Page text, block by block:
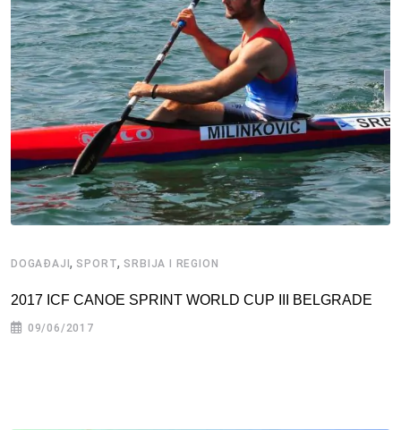
DOGAĐAJI, SPORT, SRBIJA I REGION
2017 ICF CANOE SPRINT WORLD CUP III BELGRADE
09/06/2017